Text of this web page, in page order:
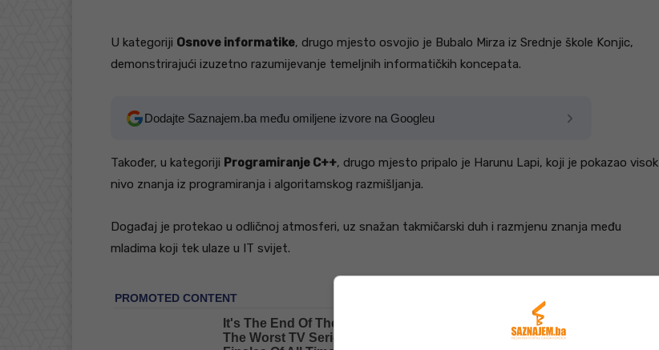
U kategoriji Osnove informatike, drugo mjesto osvojio je Bubalo Mirza iz Srednje škole Konjic,
demonstrirajući izuzetno razumijevanje temeljnih informatičkih koncepata.
Dodajte Saznajem.ba među omiljene izvore na Googleu
Također, u kategoriji Programiranje C++, drugo mjesto pripalo je Harunu Lapi, koji je pokazao visok
nivo znanja iz programiranja i algoritamskog razmišljanja.
Događaj je protekao u odličnoj atmosferi, uz snažan takmičarski duh i razmjenu znanja među
mladima koji tek ulaze u IT svijet.